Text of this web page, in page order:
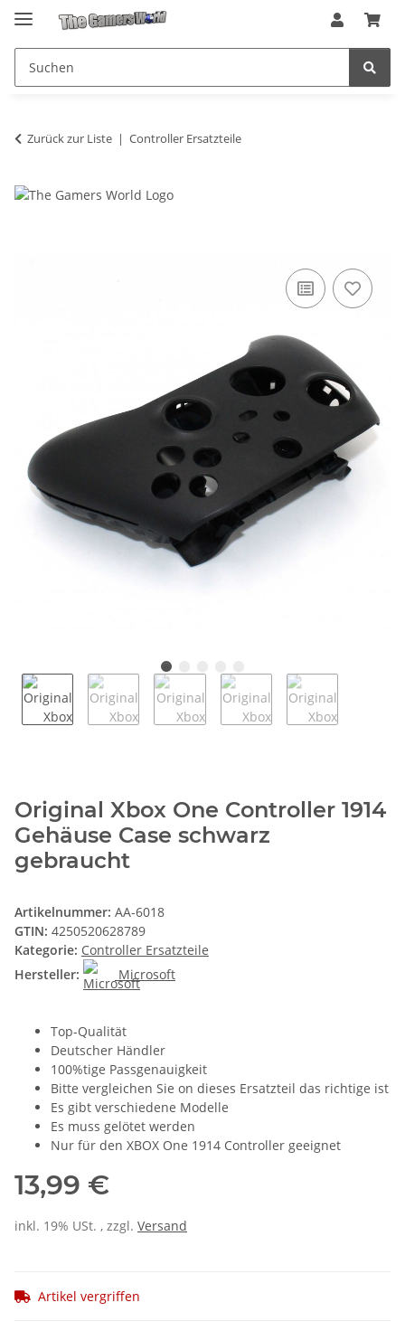
Zurück zur Liste Controller Ersatzteile
Original Xbox One Controller 1914
Gehäuse Case schwarz
gebraucht
Artikelnummer: AA-6018
GTIN: 4250520628789
Kategorie: Controller Ersatzteile
Hersteller:
Microsoft
Top-Qualität
Deutscher Händler
100%tige Passgenauigkeit
Bitte vergleichen Sie on dieses Ersatzteil das richtige ist
Es gibt verschiedene Modelle
Es muss gelötet werden
Nur für den XBOX One 1914 Controller geeignet
13,99 €
inkl. 19% USt. , zzgl. Versand
Artikel vergriffen